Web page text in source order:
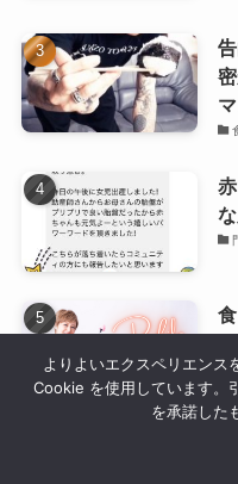
よりよいエクスペリエンス
Cookie を使用しています。
を承諾した